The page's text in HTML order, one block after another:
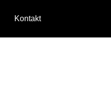
Kontakt